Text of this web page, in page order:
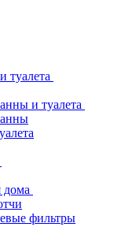
туалета
и туалета
дома
фильтры